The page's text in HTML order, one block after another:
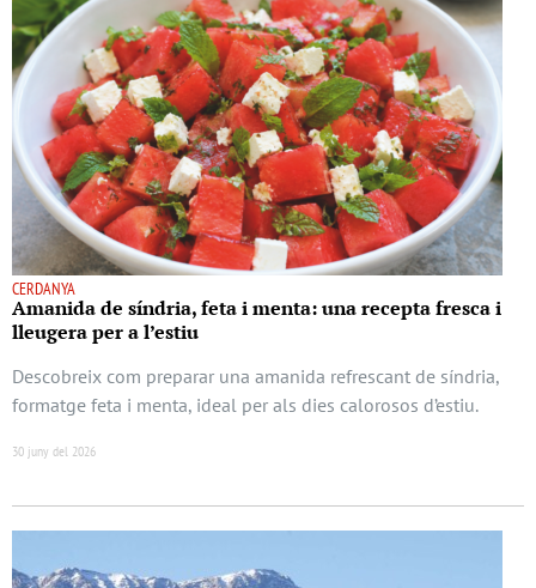
CERDANYA
Amanida de síndria, feta i menta: una recepta fresca i
lleugera per a l’estiu
Descobreix com preparar una amanida refrescant de síndria,
formatge feta i menta, ideal per als dies calorosos d’estiu.
30 juny del 2026